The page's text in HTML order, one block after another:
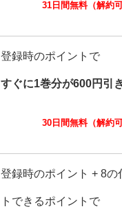
31日間無料（解約
登録時のポイントで
すぐに1巻分が600円引
30日間無料（解約
登録時のポイント + 8の
トできるポイントで